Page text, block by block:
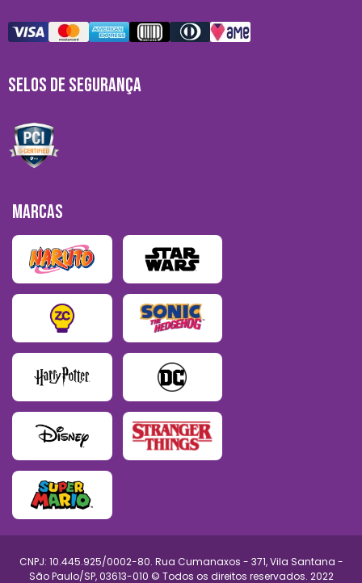
SELOS DE SEGURANÇA
MARCAS
CNPJ: 10.445.925/0002-80. Rua Cumanaxos - 371, Vila Santana -
São Paulo/SP, 03613-010 © Todos os direitos reservados. 2022